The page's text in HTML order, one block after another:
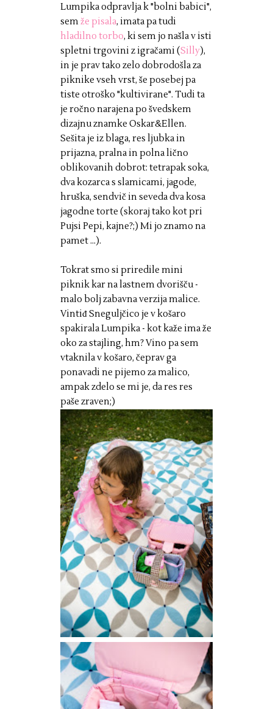
Lumpika odpravlja k "bolni babici",
semže pisala, imata pa tudi
hladilno torbo, ki sem jo našla v isti
spletni trgovini z igračami (Silly),
in je prav tako zelo dobrodošla za
piknike vseh vrst, še posebej pa
tiste otroško "kultivirane". Tudi ta
je ročno narajena po švedskem
dizajnu znamke Oskar&Ellen.
Sešita je iz blaga, res ljubka in
prijazna, pralna in polna lično
oblikovanih dobrot: tetrapak soka,
dva kozarca s slamicami, jagode,
hruška, sendvič in seveda dva kosa
jagodne torte (skoraj tako kot pri
Pujsi Pepi, kajne?;) Mi jo znamo na
pamet ...).
Tokrat smo si priredile mini
piknik kar na lastnem dvorišču -
malo bolj zabavna verzija malice.
Vintiđ Sneguljčico je v košaro
spakirala Lumpika - kot kaže ima že
oko za stajling, hm? Vino pa sem
vtaknila v košaro, čeprav ga
ponavadi ne pijemo za malico,
ampak zdelo se mi je, da res res
paše zraven;)